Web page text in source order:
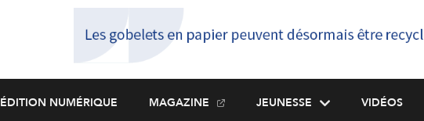
ÉDITION NUMÉRIQUE MAGAZINE JEUNESSE VIDÉOS